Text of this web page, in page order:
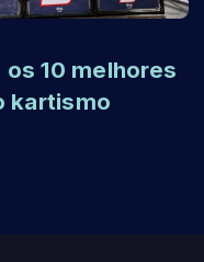
10 melhores
kartismo